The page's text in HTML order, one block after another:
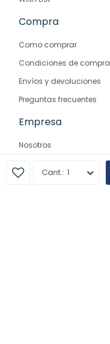
1
Compra
Como comprar
Condiciones de compra
Envíos y devoluciones
Preguntas frecuentes
Empresa
Nosotros